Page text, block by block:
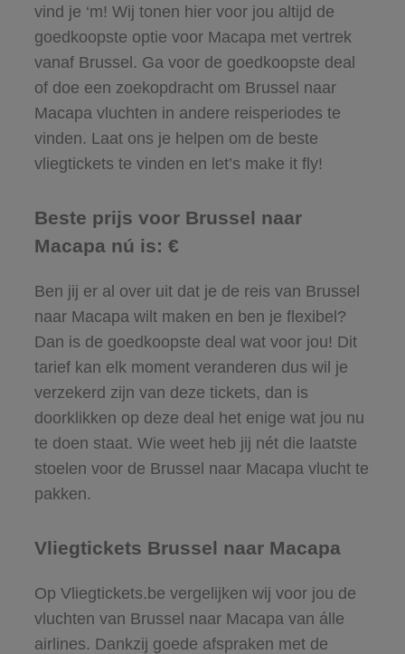
vind je ‘m! Wij tonen hier voor jou altijd de
goedkoopste optie voor Macapa met vertrek
vanaf Brussel. Ga voor de goedkoopste deal
of doe een zoekopdracht om Brussel naar
Macapa vluchten in andere reisperiodes te
vinden. Laat ons je helpen om de beste
vliegtickets te vinden en let’s make it fly!
Beste prijs voor Brussel naar
Macapa nú is: €
Ben jij er al over uit dat je de reis van Brussel
naar Macapa wilt maken en ben je flexibel?
Dan is de goedkoopste deal wat voor jou! Dit
tarief kan elk moment veranderen dus wil je
verzekerd zijn van deze tickets, dan is
doorklikken op deze deal het enige wat jou nu
te doen staat. Wie weet heb jij nét die laatste
stoelen voor de Brussel naar Macapa vlucht te
pakken.
Vliegtickets Brussel naar Macapa
Op Vliegtickets.be vergelijken wij voor jou de
vluchten van Brussel naar Macapa van álle
airlines. Dankzij goede afspraken met de